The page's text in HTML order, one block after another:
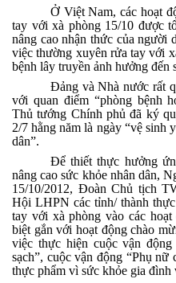
Ở Việt Nam, các hoạt
tay với xà phòng 15/10 được
nâng cao nhận thức của người
việc thường xuyên rửa tay với
bệnh lây truyền ảnh hưởng đến
Đảng và Nhà nước rất
với quan điểm “phòng bệnh
Thủ tướng Chính phủ đã ký
2/7 hằng năm là ngày “vệ sinh
dân”.
Để thiết thực hưởng
nâng cao sức khỏe nhân dân,
15/10/2012, Đoàn Chủ tịch
Hội LHPN các tỉnh/ thành
tay với xà phòng vào các
biệt gắn với hoạt động chào
việc thực hiện cuộc vận
sạch”, cuộc vận động “Phụ
thực phẩm vì sức khỏe gia đình